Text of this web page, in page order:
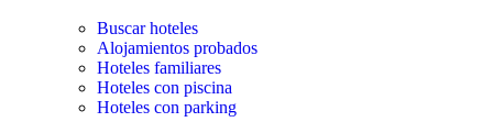
Buscar hoteles
Alojamientos probados
Hoteles familiares
Hoteles con piscina
Hoteles con parking